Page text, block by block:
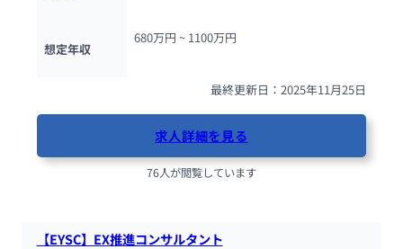
想定年収
680万円 ~ 1100万円
最終更新日：2025年11月25日
求人詳細を見る
76人が閲覧しています
【EYSC】EX推進コンサルタント